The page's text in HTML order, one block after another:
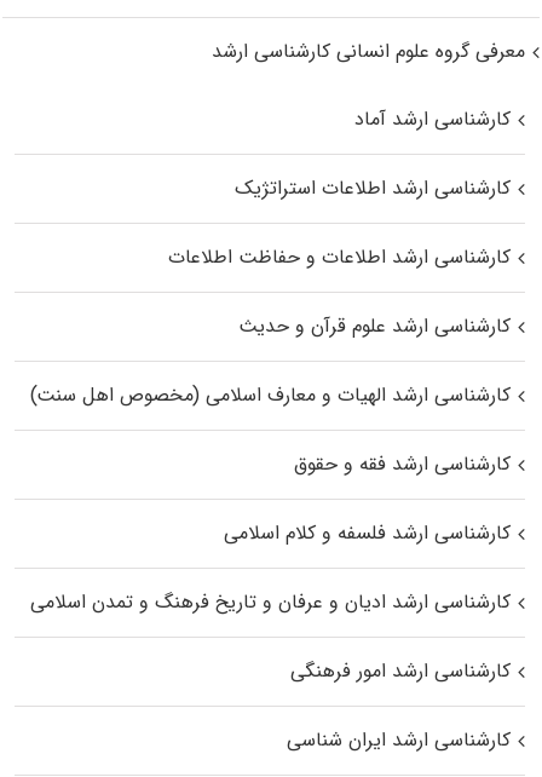
معرفی گروه علوم انسانی کارشناسی ارشد
کارشناسی ارشد آماد
کارشناسی ارشد اطلاعات استراتژیک
کارشناسی ارشد اطلاعات و حفاظت اطلاعات
کارشناسی ارشد علوم قرآن و حدیث
کارشناسی ارشد الهیات و معارف اسلامی (مخصوص اهل سنت)
کارشناسی ارشد فقه و حقوق
کارشناسی ارشد فلسفه و کلام اسلامی
کارشناسی ارشد ادیان و عرفان و تاریخ فرهنگ و تمدن اسلامی
کارشناسی ارشد امور فرهنگی
کارشناسی ارشد ایران شناسی